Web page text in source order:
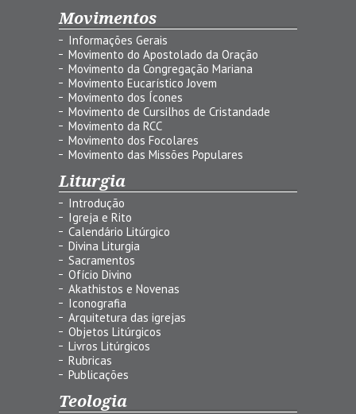
Movimentos
Informações Gerais
Movimento do Apostolado da Oração
Movimento da Congregação Mariana
Movimento Eucarístico Jovem
Movimento dos Ícones
Movimento de Cursilhos de Cristandade
Movimento da RCC
Movimento dos Focolares
Movimento das Missões Populares
Liturgia
Introdução
Igreja e Rito
Calendário Litúrgico
Divina Liturgia
Sacramentos
Ofício Divino
Akathistos e Novenas
Iconografia
Arquitetura das igrejas
Objetos Litúrgicos
Livros Litúrgicos
Rubricas
Publicações
Teologia